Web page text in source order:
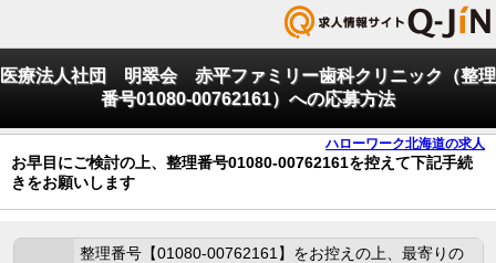
医療法人社団 明翠会 赤平ファミリー歯科クリニック（整理
番号01080-00762161）への応募方法
ハローワーク北海道の求人
お早目にご検討の上、整理番号01080-00762161を控えて下記手続
きをお願いします
整理番号【01080-00762161】をお控えの上、最寄りの